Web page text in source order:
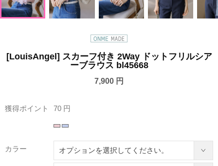
[LouisAngel] スカーフ付き 2Way ドットフリルシア
ーブラウス bl45668
7,900 円
獲得ポイント 70 円
カラー